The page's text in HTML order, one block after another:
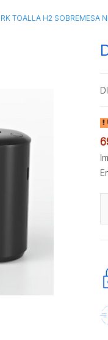
TOALLA H2 SOBREMESA